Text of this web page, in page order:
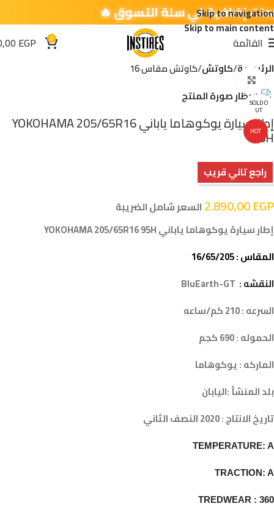
Skip to navigation
Skip to main content
القائمة 0
EGP
الرئيسية كاوتش كاوتش مقاس 16
SOLD O
UT
HOT
إطار سيارة يوكوهاما ياباني YOKOHAMA 205/65R16
95H
راجع تاني قريب
2.890,00EGP
السعر شامل الضريبة
إطار سيارة يوكوهاما ياباني YOKOHAMA 205/65R16 95H
المقاس : 16/65/205
النقشه : BluEarth-GT
السرعه : 210 كم/ساعه
الحموله : 690 كجم
الماركه : يوكوهاما
بلد المنشأ :اليابان
تاريخ الانتاج : 2020 النصف الثاني
TEMPERATURE: A
TRACTION: A
TREDWEAR : 360